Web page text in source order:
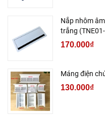
Nắp nhôm
trắng
170.000₫
Máng điện
130.000₫